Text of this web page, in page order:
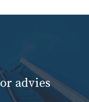
advies